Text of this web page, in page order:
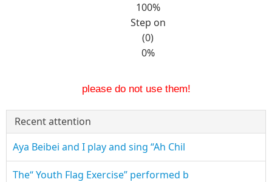
100%
Step on
(0)
0%
please do not use them!
Recent attention
Aya Beibei and I play and sing “Ah Chil
The“ Youth Flag Exercise” performed b